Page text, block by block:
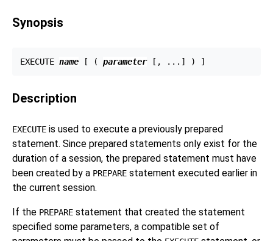
Synopsis
EXECUTE name [ ( parameter
Description
EXECUTE is used to execute a previously prepared
statement. Since prepared statements only exist for the
duration of a session, the prepared statement must have
been created by a PREPARE statement executed earlier in
the current session.
If the PREPARE statement that created the statement
specified some parameters, a compatible set of